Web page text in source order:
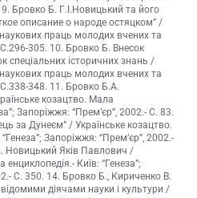
9. Бровко Б. Г.І.Новицький та його
описание о народе остяцком” /
праць молодих вчених та
С.296-305. 10. Бровко Б. Внесок
спеціальних історичних знань /
праць молодих вчених та
С.338-348. 11. Бровко Б.А.
козацтво. Мала
Запоріжжя: “Прем’єр”, 2002.- С. 83.
за Дунеєм” / Українське козацтво.
Запоріжжя: “Прем’єр”, 2002.-
Новицький Яків Павлович /
Київ: “Генеза”;
С. 350. 14. Бровко Б., Кириченко В.
діячами науки і культури /